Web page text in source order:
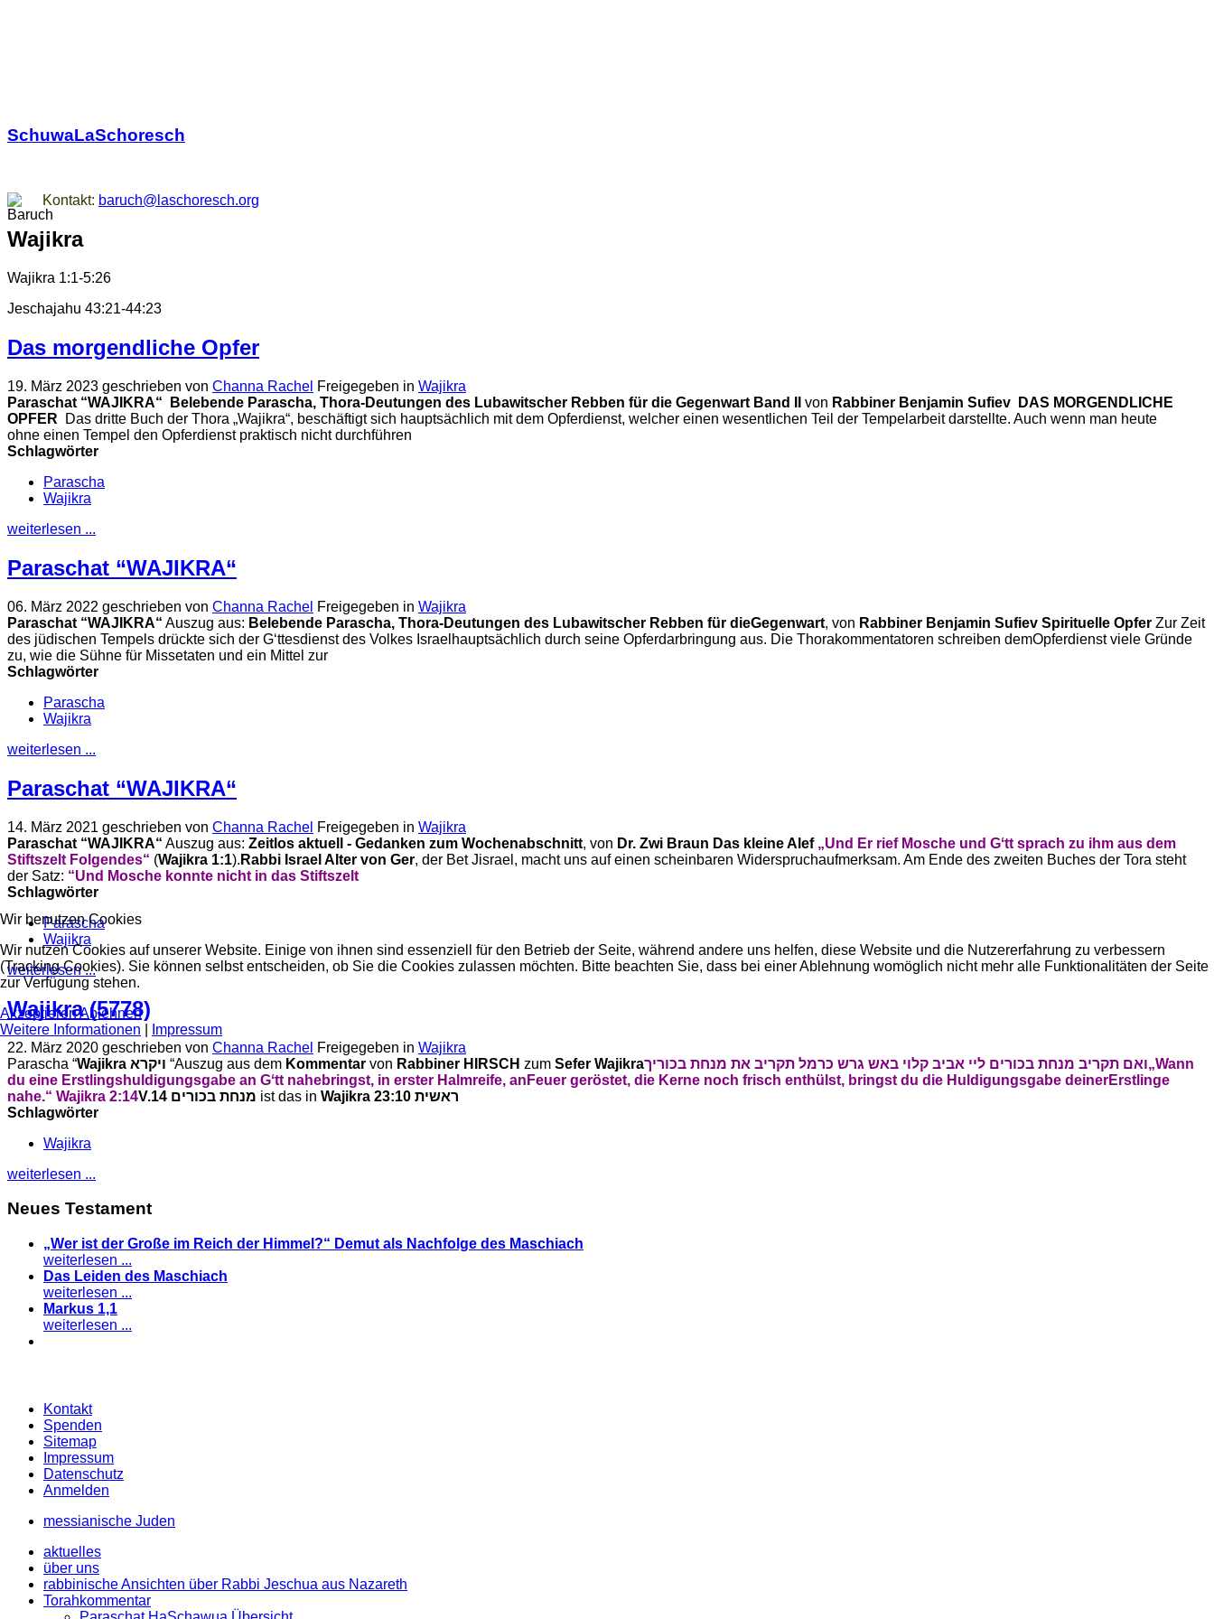
SchuwaLaSchoresch
Kontakt: baruch@laschoresch.org
Wajikra
Wajikra 1:1-5:26
Jeschajahu 43:21-44:23
Das morgendliche Opfer
19. März 2023 geschrieben von Channa Rachel Freigegeben in Wajikra
Paraschat “WAJIKRA“
Belebende Parascha, Thora-Deutungen des Lubawitscher Rebben für die Gegenwart Band II von Rabbiner Benjamin Sufiev
DAS MORGENDLICHE
OPFER
Das dritte Buch der Thora „Wajikra“, beschäftigt sich hauptsächlich mit dem Opferdienst, welcher einen wesentlichen Teil der Tempelarbeit darstellte. Auch wenn man heute
ohne einen Tempel den Opferdienst praktisch nicht durchführen
Schlagwörter
Parascha
Wajikra
weiterlesen ...
Paraschat “WAJIKRA“
06. März 2022 geschrieben von Channa Rachel Freigegeben in Wajikra
Paraschat “WAJIKRA“ Auszug aus: Belebende Parascha, Thora-Deutungen des Lubawitscher Rebben für dieGegenwart, von Rabbiner Benjamin Sufiev Spirituelle Opfer Zur Zeit
des jüdischen Tempels drückte sich der G‘ttesdienst des Volkes Israelhauptsächlich durch seine Opferdarbringung aus. Die Thorakommentatoren schreiben demOpferdienst viele Gründe
zu, wie die Sühne für Missetaten und ein Mittel zur
Schlagwörter
Parascha
Wajikra
weiterlesen ...
Paraschat “WAJIKRA“
14. März 2021 geschrieben von Channa Rachel Freigegeben in Wajikra
Paraschat “WAJIKRA“ Auszug aus: Zeitlos aktuell - Gedanken zum Wochenabschnitt, von Dr. Zwi Braun Das kleine Alef „Und Er rief Mosche und Gʻtt sprach zu ihm aus dem
Stiftszelt Folgendes“ (Wajikra 1:1). Rabbi Israel Alter von Ger, der Bet Jisrael, macht uns auf einen scheinbaren Widerspruchaufmerksam. Am Ende des zweiten Buches der Tora steht
der Satz: “Und Mosche konnte nicht in das Stiftszelt
Schlagwörter
Parascha
Wajikra
weiterlesen ...
Wajikra (5778)
22. März 2020 geschrieben von Channa Rachel Freigegeben in Wajikra
Parascha “Wajikra ויקרא “Auszug aus dem Kommentar von Rabbiner HIRSCH zum Sefer Wajikraואם תקריב מנחת בכורים ליי אביב קלוי באש גרש כרמל תקריב את מנחת בכוריך„Wann
du eine Erstlingshuldigungsgabe an Gʻtt nahebringst, in erster Halmreife, an Feuer geröstet, die Kerne noch frisch enthülst, bringst du die Huldigungsgabe deinerErstlinge
nahe.“ Wajikra 2:14
V.14 מנחת בכורים ist das in
Wajikra 23:10 ראשית
Schlagwörter
Wajikra
weiterlesen ...
Neues Testament
„Wer ist der Große im Reich der Himmel?“ Demut als Nachfolge des Maschiach
weiterlesen ...
Das Leiden des Maschiach
weiterlesen ...
Markus 1,1
weiterlesen ...
Kontakt
Spenden
Sitemap
Impressum
Datenschutz
Anmelden
messianische Juden
aktuelles
über uns
rabbinische Ansichten über Rabbi Jeschua aus Nazareth
Torahkommentar
Wir benutzen Cookies
Wir nutzen Cookies auf unserer Website. Einige von ihnen sind essenziell für den Betrieb der Seite, während andere uns helfen, diese Website und die Nutzererfahrung zu verbessern
(Tracking Cookies). Sie können selbst entscheiden, ob Sie die Cookies zulassen möchten. Bitte beachten Sie, dass bei einer Ablehnung womöglich nicht mehr alle Funktionalitäten der Seite
zur Verfügung stehen.
AkzeptierenAblehnen
Weitere Informationen
Impressum